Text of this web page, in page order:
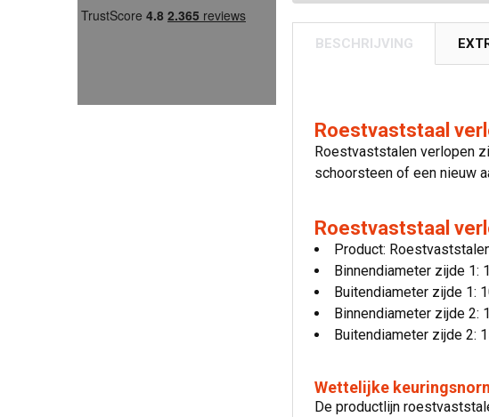
BESCHRIJVING
Roestvaststaal
Roestvaststalen verlopen
schoorsteen of een nieuw
Roestvaststaal
Product:
Binnendiameter zijde 1:
Buitendiameter zijde 1:
Binnendiameter zijde 2:
Buitendiameter zijde 2:
Wettelijke
De productlijn